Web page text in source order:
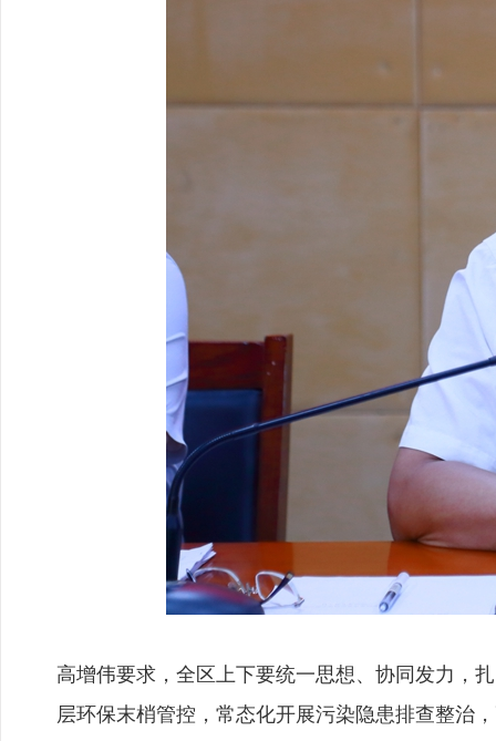
高增伟要求，全区上下要统一思想、协同发力，
层环保末梢管控，常态化开展污染隐患排查整治